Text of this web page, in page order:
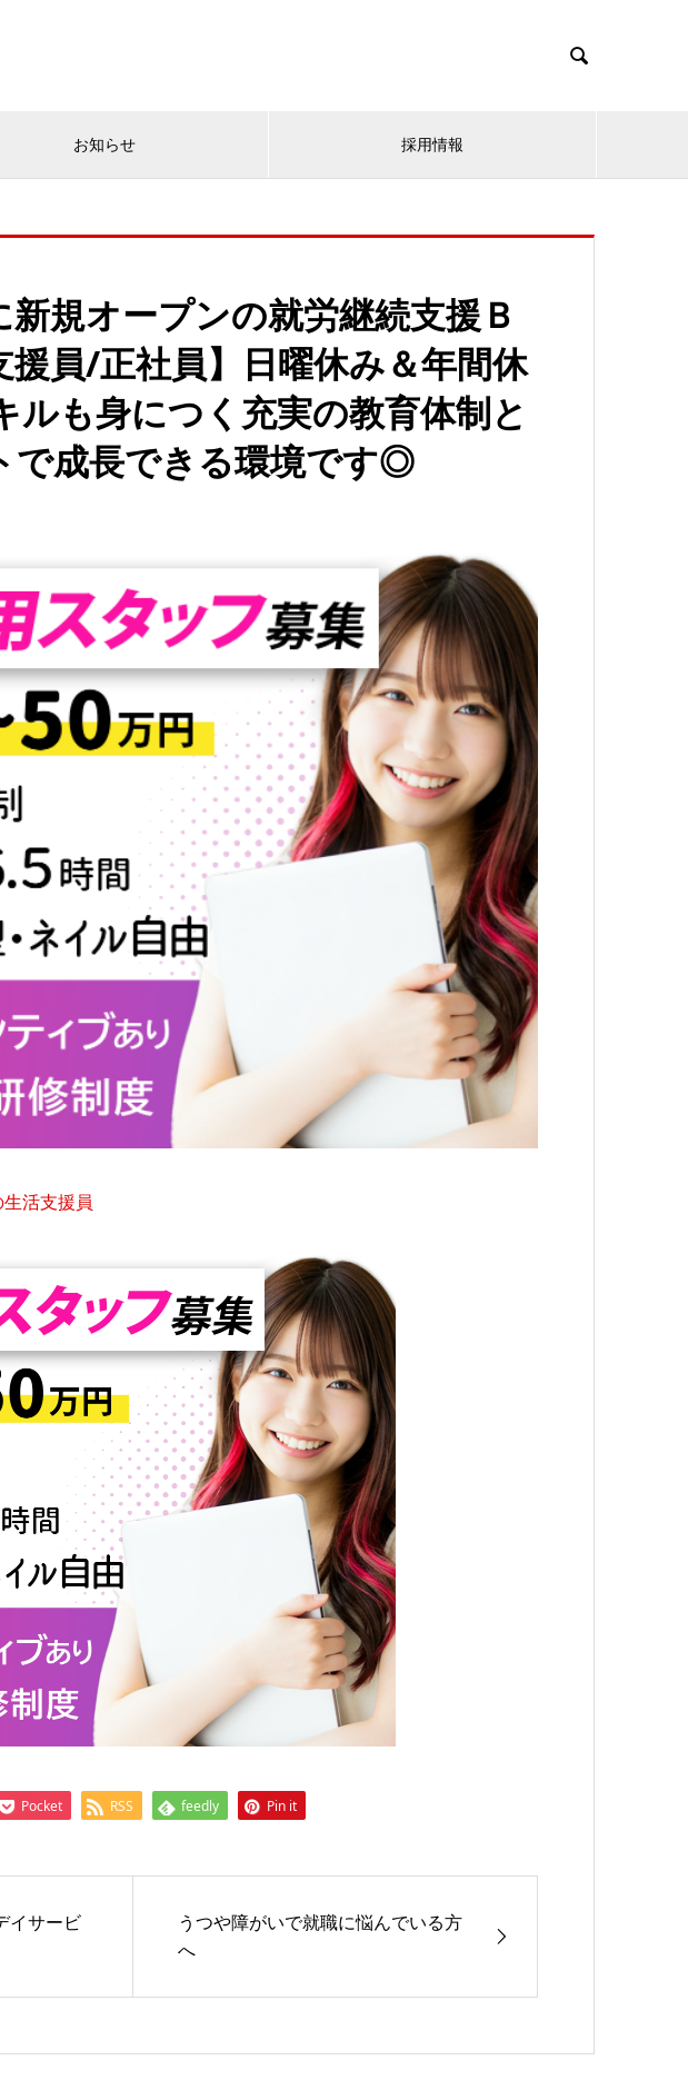

お知らせ 採用情報
新規オープンの就労継続支援Ｂ
援員/正社員】日曜休み＆年間休
ルも身につく充実の教育体制と
で成長できる環境です◎
活支援員
Pocket RSS feedly Pin it
イサービ
うつや障がいで就職に悩んでいる方
へ